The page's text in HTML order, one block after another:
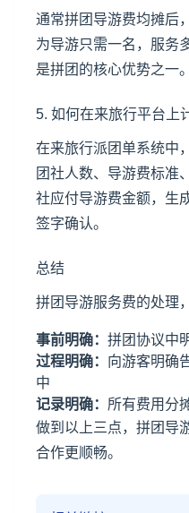
通常拼团导游费均摊后
为导游只需一名，服务
是拼团的核心优势之一。
5. 如何在来旅行平台上
在来旅行派团单系统中
团社人数、导游费标准
社应付导游费金额，生
签字确认。
总结
拼团导游服务费的处理
事前明确： 拼团协议中
过程明确： 向游客明确
中
记录明确： 所有费用分
做到以上三点，拼团导
合作更顺畅。